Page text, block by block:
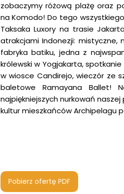
zobaczymy różową plażę oraz
na Komodo! Do tego
Taksaka Luxory na trasie
atrakcjami Indonezji: mistyczne,
fabryka batiku, jedna z
królewski w Yogjakarta,
w wiosce Candirejo, wieczór ze
baletowe Ramayana Ballet!
najpiękniejszych nurkowań
kultur mieszkańców Archipelagu
Pobierz ofertę PDF